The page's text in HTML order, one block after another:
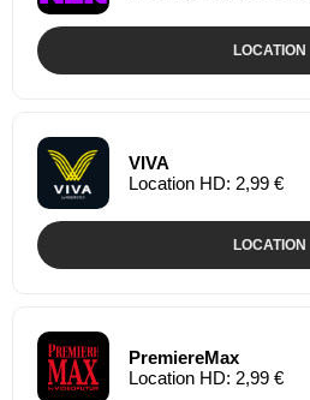
LOCATION
VIVA
Location HD: 2,99 €
LOCATION
PremiereMax
Location HD: 2,99 €